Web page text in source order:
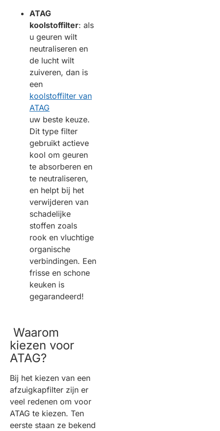
ATAG
koolstoffilter: als
u geuren wilt
neutraliseren en
de lucht wilt
zuiveren, dan is
een
koolstoffilter van
ATAG
uw beste keuze.
Dit type filter
gebruikt actieve
kool om geuren
te absorberen en
te neutraliseren,
en helpt bij het
verwijderen van
schadelijke
stoffen zoals
rook en vluchtige
organische
verbindingen. Een
frisse en schone
keuken is
gegarandeerd!
Waarom
kiezen voor
ATAG?
Bij het kiezen van een
afzuigkapfilter zijn er
veel redenen om voor
ATAG te kiezen. Ten
eerste staan ze bekend